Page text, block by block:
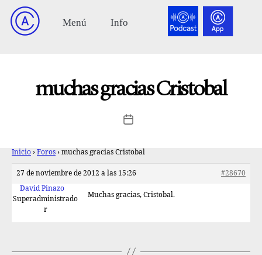
muchas gracias Cristobal
Inicio › Foros › muchas gracias Cristobal
27 de noviembre de 2012 a las 15:26
#28670
David Pinazo
Superadministrado
r
Muchas gracias, Cristobal.